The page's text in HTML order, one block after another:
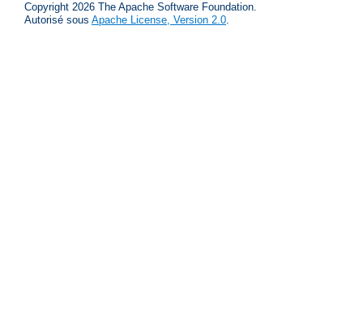
Copyright 2026 The Apache Software Foundation.
Autorisé sous Apache License, Version 2.0.